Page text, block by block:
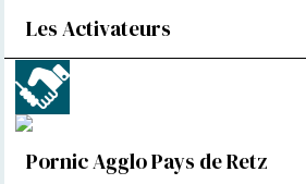
Les Activateurs
Pornic Agglo Pays de Retz